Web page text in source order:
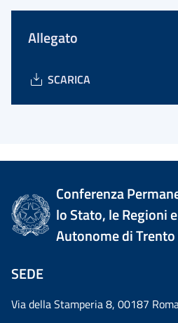
Allegato
SCARICA
Conferenza
lo Stato, le Regioni
Autonome di Trento
SEDE
Via della Stamperia 8, 00187